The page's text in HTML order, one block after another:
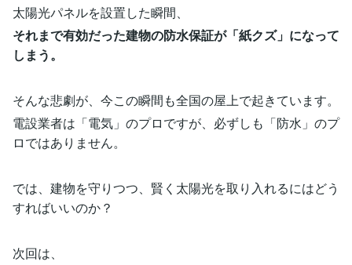
太陽光パネルを設置した瞬間、
それまで有効だった建物の防水保証が「紙クズ」になって
しまう。
そんな悲劇が、今この瞬間も全国の屋上で起きています。
電設業者は「電気」のプロですが、必ずしも「防水」のプ
ロではありません。
では、建物を守りつつ、賢く太陽光を取り入れるにはどう
すればいいのか？
次回は、